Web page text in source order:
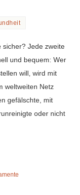
Jede zweite
und bequem: Wer
will, wird mit
weltweiten Netz
gefälschte, mit
oder nicht